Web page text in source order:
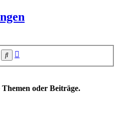
Suche
oder Beiträge.